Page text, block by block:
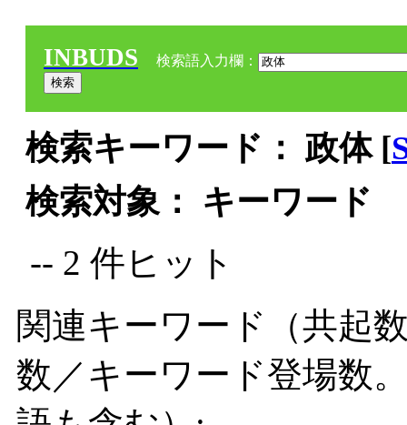
INBUDS 検索語入力欄：
検索キーワード： 政体 [
検索対象： キーワード
-- 2 件ヒット
関連キーワード（共起
数／キーワード登場数